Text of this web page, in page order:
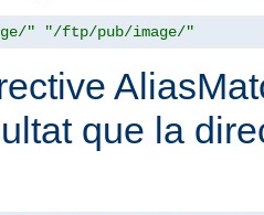
" "/ftp/pub/image/"
que la